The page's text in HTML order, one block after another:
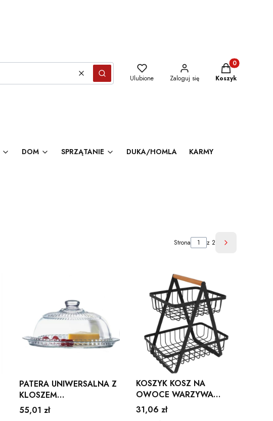
WyczyśćSzukaj Ulubione Zaloguj się
Produkty w
Koszyk
DOM SPRZĄTANIE DUKA/HOMLA KARMY
Strona z 2 Następne
PATERA UNIWERSALNA Z
KLOSZEM
PRZEZROCZYSTA
SZKLANA
Cena
55,01 zł
KOSZYK KOSZ NA
OWOCE WARZYWA
METALOWY PIĘTROWY
PATERA 2 POZIOMY
Cena
31,06 zł